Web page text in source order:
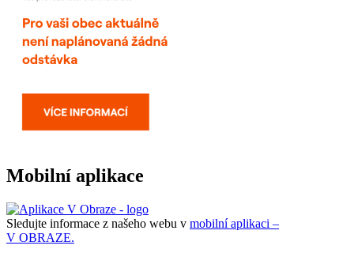
Mobilní aplikace
Sledujte informace z našeho webu v mobilní aplikaci –
V OBRAZE.